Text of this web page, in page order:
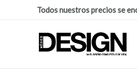
Todos nuestros precios se